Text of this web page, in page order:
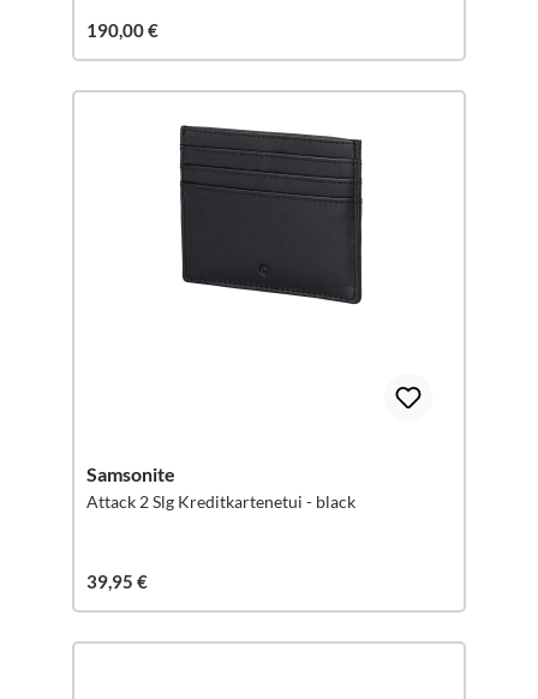
190,00 €
Samsonite
Attack 2 Slg Kreditkartenetui - black
39,95 €